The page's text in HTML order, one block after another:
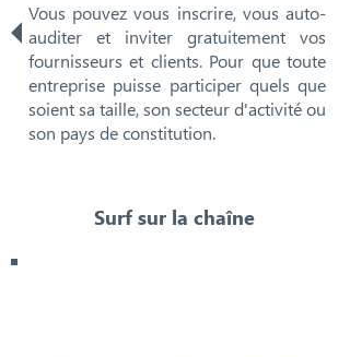
Vous pouvez vous inscrire, vous auto-
auditer et inviter gratuitement vos
fournisseurs et clients. Pour que toute
entreprise puisse participer quels que
soient sa taille, son secteur d'activité ou
son pays de constitution.
Surf sur la chaîne